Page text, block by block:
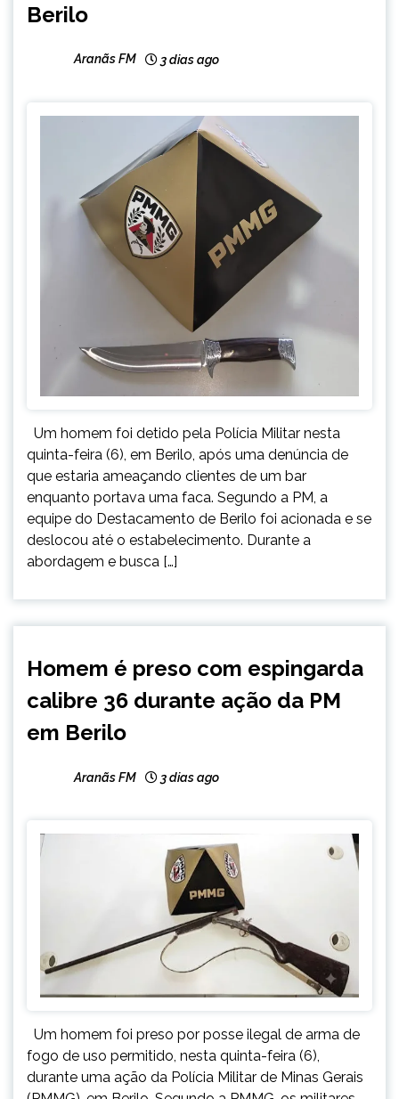
Berilo
Aranãs FM 3 dias ago
Um homem foi detido pela Polícia Militar nesta
quinta-feira (6), em Berilo, após uma denúncia de
que estaria ameaçando clientes de um bar
enquanto portava uma faca. Segundo a PM, a
equipe do Destacamento de Berilo foi acionada e se
deslocou até o estabelecimento. Durante a
abordagem e busca […]
GERAIS
NOTÍCIAS
Homem é preso com espingarda
calibre 36 durante ação da PM
em Berilo
Aranãs FM 3 dias ago
Um homem foi preso por posse ilegal de arma de
fogo de uso permitido, nesta quinta-feira (6),
durante uma ação da Polícia Militar de Minas Gerais